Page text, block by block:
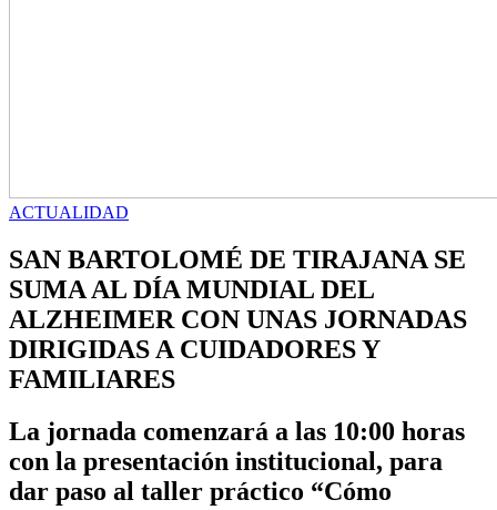
ACTUALIDAD
SAN BARTOLOMÉ DE TIRAJANA SE
SUMA AL DÍA MUNDIAL DEL
ALZHEIMER CON UNAS JORNADAS
DIRIGIDAS A CUIDADORES Y
FAMILIARES
La jornada comenzará a las 10:00 horas
con la presentación institucional, para
dar paso al taller práctico “Cómo